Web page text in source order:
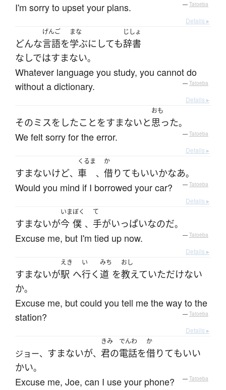
I'm sorry to upset your plans. — Tatoeba
Details ▸
どんな
げんご
言語を
まな
学ぶにしても
じしょ
辞書
なしではすまない。
Whatever language you study, you cannot do
without a dictionary.
— Tatoeba
Details ▸
そのミスを したことをすまないと
おも
思った。
We felt sorry for the error. — Tatoeba
Details ▸
すまないけど、
くるま
車 、
か
借りてもいいかなあ。
Would you mind if I borrowed your car? — Tatoeba
Details ▸
すまないが
いま
今
ぼく
僕 、
て
手がいっぱいなのだ。
Excuse me, but I'm tied up now. — Tatoeba
Details ▸
すまないが
えき
駅 へ
い
行く
みち
道 を
おし
教えていただけない
か。
Excuse me, but could you tell me the way to the
station?
— Tatoeba
Details ▸
ジョー、 すまないが、
きみ
君の
でんわ
電話を
か
借りてもいい
かい。
Excuse me, Joe, can I use your phone? — Tatoeba